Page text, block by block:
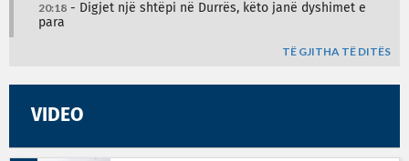
20:18 - Digjet një shtëpi në Durrës, këto janë dyshimet e
para
TË GJITHA TË DITËS
VIDEO